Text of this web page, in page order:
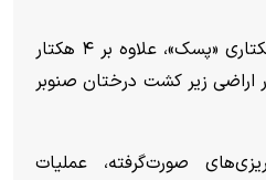
به گزارش آنا، مجموعه ۵ هکتاری «پسک»، علاوه بر ۴ هکتار
زیر کشت درختان صنوبر
صورت‌گرفته، عملیات